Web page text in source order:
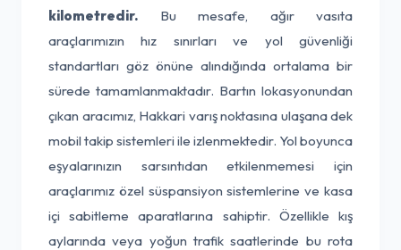
kilometredir. Bu mesafe, ağır vasıta
araçlarımızın hız sınırları ve yol güvenliği
standartları göz önüne alındığında ortalama bir
sürede tamamlanmaktadır. Bartın lokasyonundan
çıkan aracımız, Hakkari varış noktasına ulaşana dek
mobil takip sistemleri ile izlenmektedir. Yol boyunca
eşyalarınızın sarsıntıdan etkilenmemesi için
araçlarımız özel süspansiyon sistemlerine ve kasa
içi sabitleme aparatlarına sahiptir. Özellikle kış
aylarında veya yoğun trafik saatlerinde bu rota